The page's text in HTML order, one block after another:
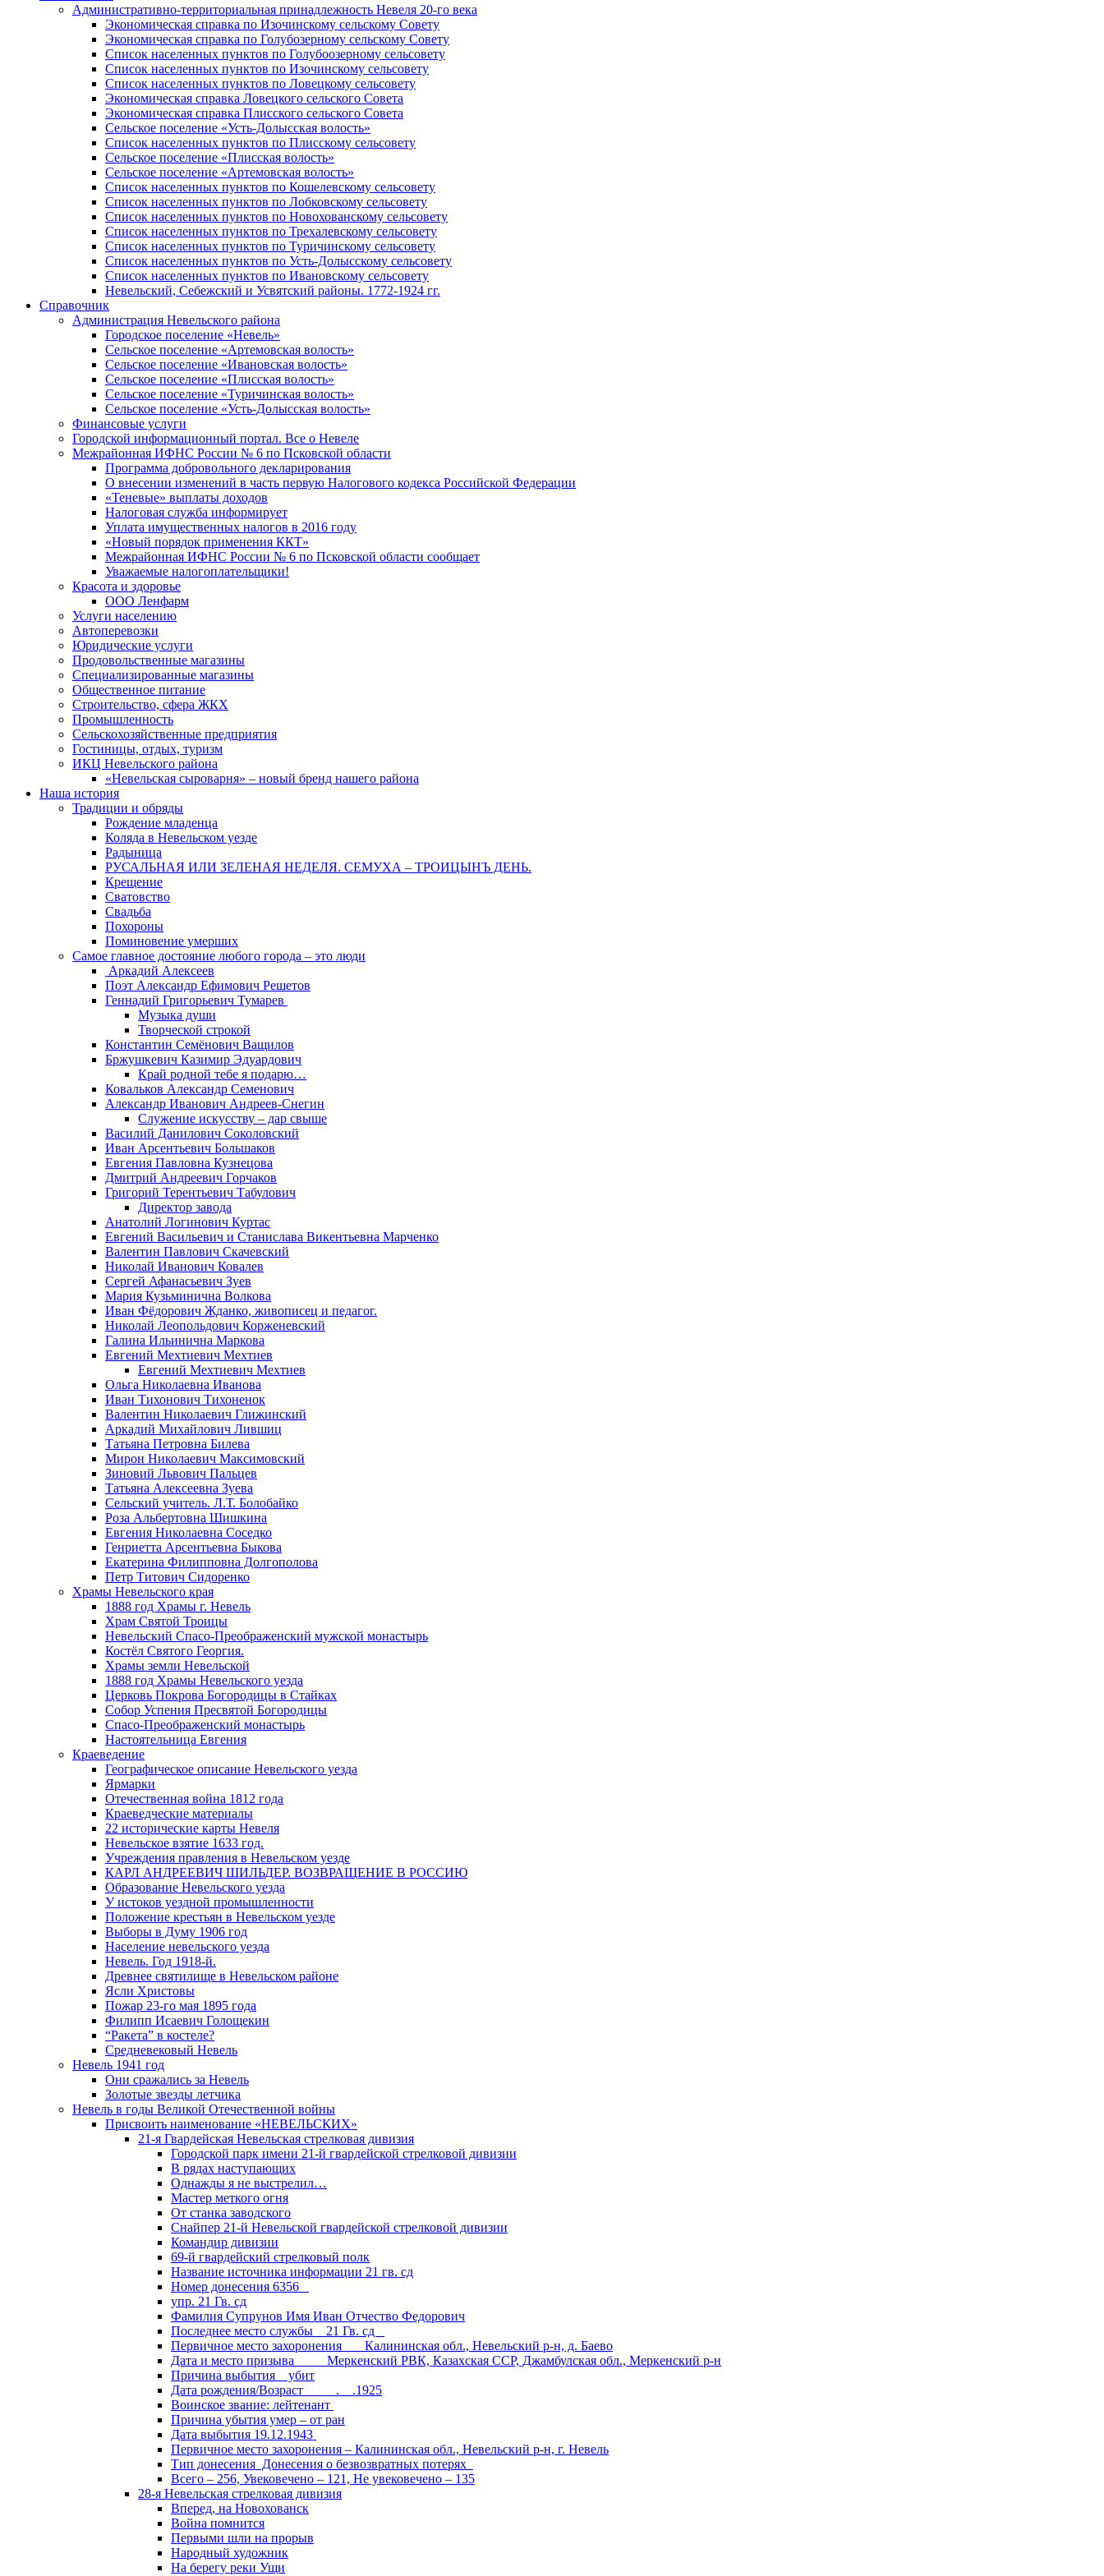
Административно-территориальная принадлежность Невеля 20-го века
Экономическая справка по Изочинскому сельскому Совету
Экономическая справка по Голубозерному сельскому Совету
Список населенных пунктов по Голубоозерному сельсовету
Список населенных пунктов по Изочинскому сельсовету
Список населенных пунктов по Ловецкому сельсовету
Экономическая справка Ловецкого сельского Совета
Экономическая справка Плисского сельского Совета
Сельское поселение «Усть-Долысская волость»
Список населенных пунктов по Плисскому сельсовету
Сельское поселение «Плисская волость»
Сельское поселение «Артемовская волость»
Список населенных пунктов по Кошелевскому сельсовету
Список населенных пунктов по Лобковскому сельсовету
Список населенных пунктов по Новохованскому сельсовету
Список населенных пунктов по Трехалевскому сельсовету
Список населенных пунктов по Туричинскому сельсовету
Список населенных пунктов по Усть-Долысскому сельсовету
Список населенных пунктов по Ивановскому сельсовету
Невельский, Себежский и Усвятский районы. 1772-1924 гг.
Справочник
Администрация Невельского района
Городское поселение «Невель»
Сельское поселение «Артемовская волость»
Сельское поселение «Ивановская волость»
Сельское поселение «Плисская волость»
Сельское поселение «Туричинская волость»
Сельское поселение «Усть-Долысская волость»
Финансовые услуги
Городской информационный портал. Все о Невеле
Межрайонная ИФНС России № 6 по Псковской области
Программа добровольного декларирования
О внесении изменений в часть первую Налогового кодекса Российской Федерации
«Теневые» выплаты доходов
Налоговая служба информирует
Уплата имущественных налогов в 2016 году
«Новый порядок применения ККТ»
Межрайонная ИФНС России № 6 по Псковской области сообщает
Уважаемые налогоплательщики!
Красота и здоровье
ООО Ленфарм
Услуги населению
Автоперевозки
Юридические услуги
Продовольственные магазины
Специализированные магазины
Общественное питание
Строительство, сфера ЖКХ
Промышленность
Сельскохозяйственные предприятия
Гостиницы, отдых, туризм
ИКЦ Невельского района
«Невельская сыроварня» – новый бренд нашего района
Наша история
Традиции и обряды
Рождение младенца
Коляда в Невельском уезде
Радыница
РУСАЛЬНАЯ ИЛИ ЗЕЛЕНАЯ НЕДЕЛЯ. СЕМУХА – ТРОИЦЫНЪ ДЕНЬ.
Крещение
Сватовство
Свадьба
Похороны
Поминовение умерших
Самое главное достояние любого города – это люди
Аркадий Алексеев
Поэт Александр Ефимович Решетов
Геннадий Григорьевич Тумарев
Музыка души
Творческой строкой
Константин Семёнович Ващилов
Бржушкевич Казимир Эдуардович
Край родной тебе я подарю…
Ковальков Александр Семенович
Александр Иванович Андреев-Снегин
Служение искусству – дар свыше
Василий Данилович Соколовский
Иван Арсентьевич Большаков
Евгения Павловна Кузнецова
Дмитрий Андреевич Горчаков
Григорий Терентьевич Табулович
Директор завода
Анатолий Логинович Куртас
Евгений Васильевич и Станислава Викентьевна Марченко
Валентин Павлович Скачевский
Николай Иванович Ковалев
Сергей Афанасьевич Зуев
Мария Кузьминична Волкова
Иван Фёдорович Жданко, живописец и педагог.
Николай Леопольдович Корженевский
Галина Ильинична Маркова
Евгений Мехтиевич Мехтиев
Евгений Мехтиевич Мехтиев
Ольга Николаевна Иванова
Иван Тихонович Тихоненок
Валентин Николаевич Глижинский
Аркадий Михайлович Лившиц
Татьяна Петровна Билева
Мирон Николаевич Максимовский
Зиновий Львович Пальцев
Татьяна Алексеевна Зуева
Сельский учитель. Л.Т. Болобайко
Роза Альбертовна Шишкина
Евгения Николаевна Соседко
Генриетта Арсентьевна Быкова
Екатерина Филипповна Долгополова
Петр Титович Сидоренко
Храмы Невельского края
1888 год Храмы г. Невель
Храм Святой Троицы
Невельский Спасо-Преображенский мужской монастырь
Костёл Святого Георгия.
Храмы земли Невельской
1888 год Храмы Невельского уезда
Церковь Покрова Богородицы в Стайках
Собор Успения Пресвятой Богородицы
Спасо-Преображенский монастырь
Настоятельница Евгения
Краеведение
Географическое описание Невельского уезда
Ярмарки
Отечественная война 1812 года
Краеведческие материалы
22 исторические карты Невеля
Невельское взятие 1633 год.
Учреждения правления в Невельском уезде
КАРЛ АНДРЕЕВИЧ ШИЛЬДЕР. ВОЗВРАЩЕНИЕ В РОССИЮ
Образование Невельского уезда
У истоков уездной промышленности
Положение крестьян в Невельском уезде
Выборы в Думу 1906 год
Население невельского уезда
Невель. Год 1918-й.
Древнее святилище в Невельском районе
Ясли Христовы
Пожар 23-го мая 1895 года
Филипп Исаевич Голощекин
“Ракета” в костеле?
Средневековый Невель
Невель 1941 год
Они сражались за Невель
Золотые звезды летчика
Невель в годы Великой Отечественной войны
Присвоить наименование «НЕВЕЛЬСКИХ»
21-я Гвардейская Невельская стрелковая дивизия
Городской парк имени 21-й гвардейской стрелковой дивизии
В рядах наступающих
Однажды я не выстрелил…
Мастер меткого огня
От станка заводского
Снайпер 21-й Невельской гвардейской стрелковой дивизии
Командир дивизии
69-й гвардейский стрелковый полк
Название источника информации 21 гв. сд
Номер донесения 6356
упр. 21 Гв. сд
Фамилия Супрунов Имя Иван Отчество Федорович
Последнее место службы 21 Гв. сд
Первичное место захоронения Калининская обл., Невельский р-н, д. Баево
Дата и место призыва Меркенский РВК, Казахская ССР, Джамбулская обл., Меркенский р-н
Причина выбытия убит
Дата рождения/Возраст __.__.1925
Воинское звание: лейтенант
Причина убытия умер – от ран
Дата выбытия 19.12.1943
Первичное место захоронения – Калининская обл., Невельский р-н, г. Невель
Тип донесения Донесения о безвозвратных потерях
Всего – 256, Увековечено – 121, Не увековечено – 135
28-я Невельская стрелковая дивизия
Вперед, на Новохованск
Война помнится
Первыми шли на прорыв
Народный художник
На берегу реки Ущи